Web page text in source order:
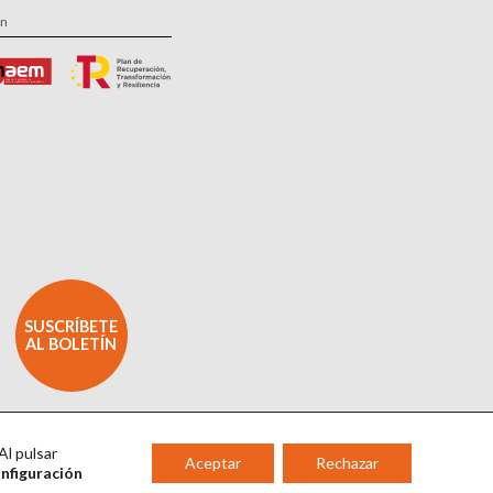
SUSCRÍBETE
AL BOLETÍN
Kacelnik
pulsar
Aceptar Rechazar